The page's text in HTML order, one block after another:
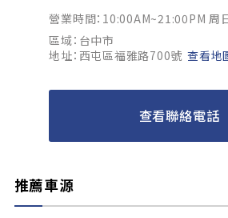
營業時間：10:00AM~21:00PM 周
區域：台中市
地址：西屯區福雅路700號 查看地
查看聯絡電話
推薦車源